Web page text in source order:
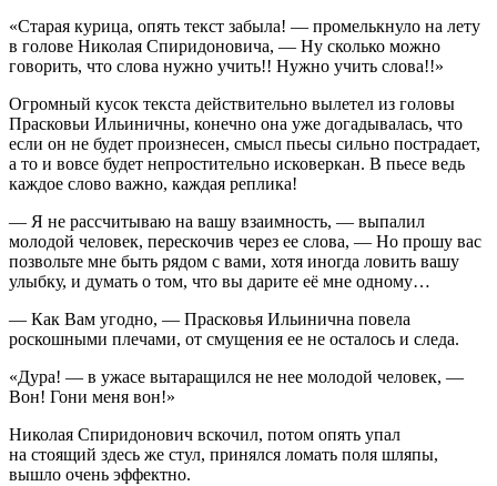
«Старая курица, опять текст забыла! — промелькнуло на лету
в голове Николая Спиридоновича, — Ну сколько можно
говорить, что слова нужно учить!! Нужно учить слова!!»
Огромный кусок текста действительно вылетел из головы
Прасковьи Ильиничны, конечно она уже догадывалась, что
если он не будет произнесен, смысл пьесы сильно пострадает,
а то и вовсе будет непростительно исковеркан. В пьесе ведь
каждое слово важно, каждая реплика!
— Я не рассчитываю на вашу взаимность, — выпалил
молодой человек, перескочив через ее слова, — Но прошу вас
позвольте мне быть рядом с вами, хотя иногда ловить вашу
улыбку, и думать о том, что вы дарите её мне одному…
— Как Вам угодно, — Прасковья Ильинична повела
роскошными плечами, от смущения ее не осталось и следа.
«Дура! — в ужасе вытаращился не нее молодой человек, —
Вон! Гони меня вон!»
Николая Спиридонович вскочил, потом опять упал
на стоящий здесь же стул, принялся ломать поля шляпы,
вышло очень эффектно.